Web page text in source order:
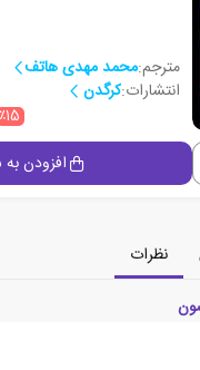
مترجم:محمد مهدی هاتف
انتشارات:کرگدن
٪15
افزودن
نظرات